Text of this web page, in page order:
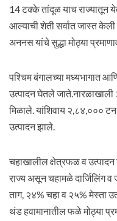
14 टक्के तांदूळ याच राज्यातून
आल्याची शेती सर्वात जास्त
अननस यांचे सुद्धा मोठ्या
पश्चिम बंगालच्या मध्यभागात
उत्पादन घेतले
मिळाले. यांशिवाय २,८४,०००
उत्पादन झाले.
चहाखालील क्षेत्रफळ व उत्पादन
राज्य असून चहामळे दार्जिलिंग
ताग, २४% चहा व २५% मेस्ता
थंड हवामानातील फळे मोठ्या